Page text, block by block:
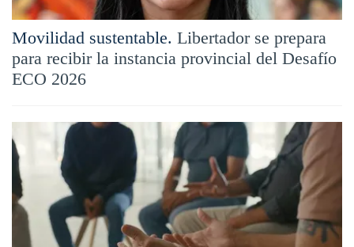
Movilidad sustentable. Libertador se prepara
para recibir la instancia provincial del Desafío
ECO 2026